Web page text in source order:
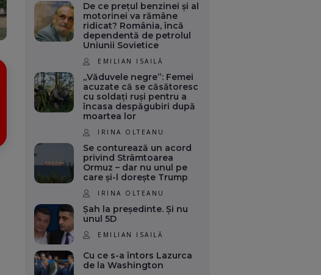
De ce prețul benzinei și al
motorinei va rămâne
ridicat? România, încă
dependentă de petrolul
Uniunii Sovietice
EMILIAN ISAILĂ
„Văduvele negre”: Femei
acuzate că se căsătoresc
cu soldați ruși pentru a
încasa despăgubiri după
moartea lor
IRINA OLTEANU
Se conturează un acord
privind Strâmtoarea
Ormuz – dar nu unul pe
care și-l dorește Trump
IRINA OLTEANU
Șah la președinte. Și nu
unul 5D
EMILIAN ISAILĂ
Cu ce s-a întors Lazurca
de la Washington